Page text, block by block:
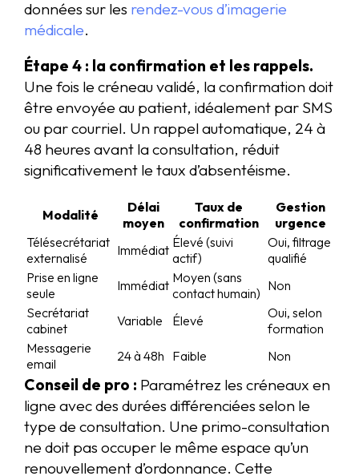
données sur les rendez-vous d’imagerie
médicale.
Étape 4 : la confirmation et les rappels.
Une fois le créneau validé, la confirmation doit
être envoyée au patient, idéalement par SMS
ou par courriel. Un rappel automatique, 24 à
48 heures avant la consultation, réduit
significativement le taux d’absentéisme.
Modalité
Délai
moyen
Taux de
confirmation
Gestion
urgence
Télésecrétariat
externalisé
Immédiat Élevé (suivi
actif)
Oui, filtrage
qualifié
Prise en ligne
seule
Immédiat Moyen (sans
contact humain) Non
Secrétariat
cabinet
Variable Élevé
Oui, selon
formation
Messagerie
email
24 à 48h Faible Non
Conseil de pro : Paramétrez les créneaux en
ligne avec des durées différenciées selon le
type de consultation. Une primo-consultation
ne doit pas occuper le même espace qu’un
renouvellement d’ordonnance. Cette